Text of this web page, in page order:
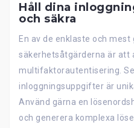
Håll dina
och säkra
En av de enklaste och mest
säkerhetsåtgärderna är att
multifaktorautentisering.
inloggningsuppgifter är
Använd gärna en
och generera komplexa